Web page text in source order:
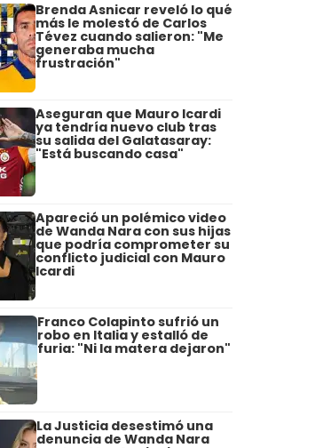
Brenda Asnicar reveló lo qué
más le molestó de Carlos
Tévez cuando salieron: "Me
generaba mucha
frustración"
Aseguran que Mauro Icardi
ya tendría nuevo club tras
su salida del Galatasaray:
"Está buscando casa"
Apareció un polémico video
de Wanda Nara con sus hijas
que podría comprometer su
conflicto judicial con Mauro
Icardi
Franco Colapinto sufrió un
robo en Italia y estalló de
furia: "Ni la matera dejaron"
La Justicia desestimó una
denuncia de Wanda Nara